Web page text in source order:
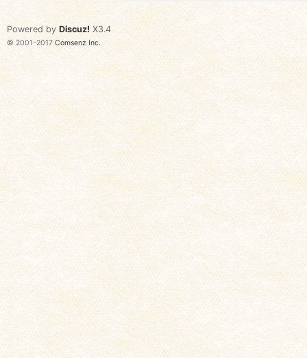
会
Powered by Discuz! X3.4
© 2001-2017 Comsenz Inc.